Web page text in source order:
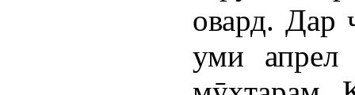
овард. Дар
уми апрел